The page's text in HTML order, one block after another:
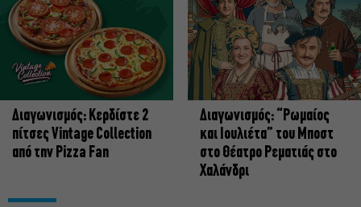
Διαγωνισμός: Κερδίστε 2
πίτσες Vintage Collection
από την Pizza Fan
Διαγωνισμός: “Ρωμαίος
και Ιουλιέτα” του Μποστ
στο Θέατρο Ρεματιάς στο
Χαλάνδρι